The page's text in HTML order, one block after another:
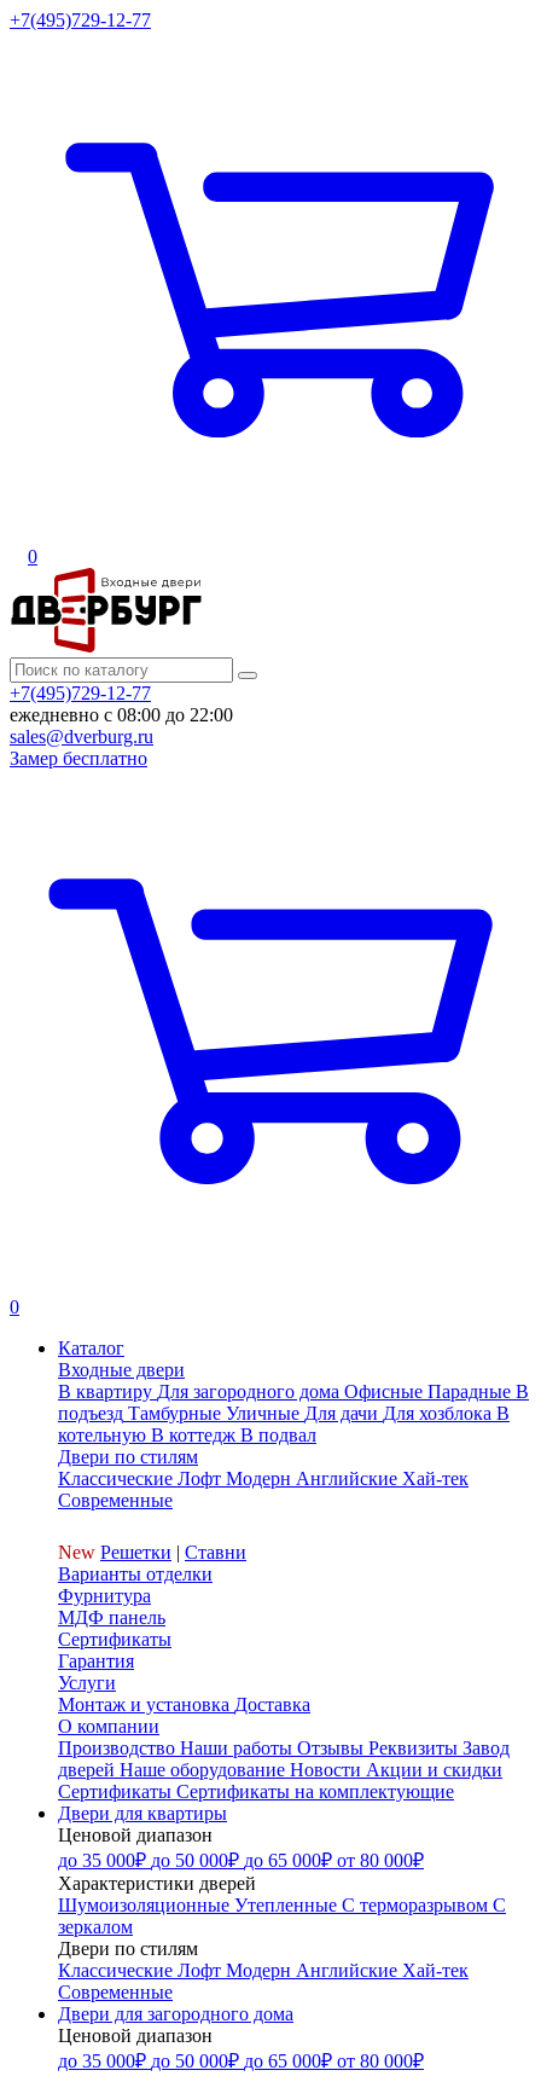
+7(495)729-12-77
0
+7(495)729-12-77
ежедневно с 08:00 до 22:00
sales@dverburg.ru
Замер бесплатно
0
Каталог
Входные двери
В квартиру Для загородного дома Офисные Парадные В
подъезд Тамбурные Уличные Для дачи Для хозблока В
котельную В коттедж В подвал
Двери по стилям
Классические Лофт Модерн Английские Хай-тек
Современные
New Решетки | Ставни
Варианты отделки
Фурнитура
МДФ панель
Сертификаты
Гарантия
Услуги
Монтаж и установка Доставка
О компании
Производство Наши работы Отзывы Реквизиты Завод
дверей Наше оборудование Новости Акции и скидки
Сертификаты Сертификаты на комплектующие
Двери для квартиры
Ценовой диапазон
до 35 000₽ до 50 000₽ до 65 000₽ от 80 000₽
Характеристики дверей
Шумоизоляционные Утепленные С терморазрывом С
зеркалом
Двери по стилям
Классические Лофт Модерн Английские Хай-тек
Современные
Двери для загородного дома
Ценовой диапазон
до 35 000₽ до 50 000₽ до 65 000₽ от 80 000₽